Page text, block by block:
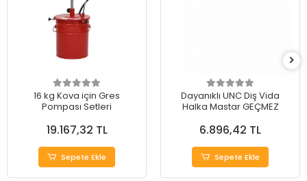
16 kg Kova için Gres
Pompası Setleri
19.167,32 TL
Sepete Ekle
Dayanıklı UNC Diş Vida
Halka Mastar GEÇMEZ
6.896,42 TL
Sepete Ekle